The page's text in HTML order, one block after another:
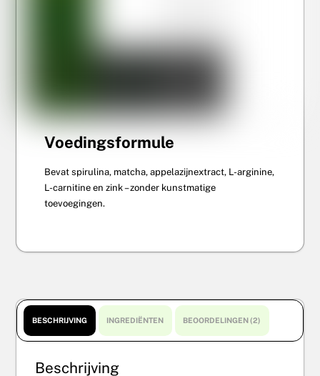
Voedingsformule
Bevat spirulina, matcha, appelazijnextract, L-arginine,
L-carnitine en zink – zonder kunstmatige
toevoegingen.
BESCHRIJVING INGREDIËNTEN BEOORDELINGEN (2)
Beschrijving